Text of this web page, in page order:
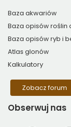
Baza akwariów
Baza opisów roślin
Baza opisów ryb i
Atlas glonów
Kalkulatory
Zobacz forum
Obserwuj nas